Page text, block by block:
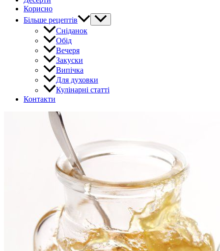
Корисно
Більше рецептів
Сніданок
Обід
Вечеря
Закуски
Випічка
Для духовки
Кулінарні статті
Контакти